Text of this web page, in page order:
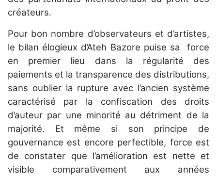
créateurs.
Pour bon nombre d’observateurs et d’artistes,
le bilan élogieux d’Ateh Bazore puise sa force
en premier lieu dans la régularité des
paiements et la transparence des distributions,
sans oublier la rupture avec l’ancien système
caractérisé par la confiscation des droits
d’auteur par une minorité au détriment de la
majorité. Et même si son principe de
gouvernance est encore perfectible, force est
de constater que l’amélioration est nette et
visible comparativement aux années